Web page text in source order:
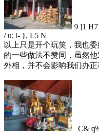
9 ]1
/ u; l- }, L5 N
以上只是开个玩笑，我也
的一些做法不赞同，虽然
外相，并不会影响我们办正
C&